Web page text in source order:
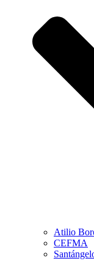
Atilio
CEFMA